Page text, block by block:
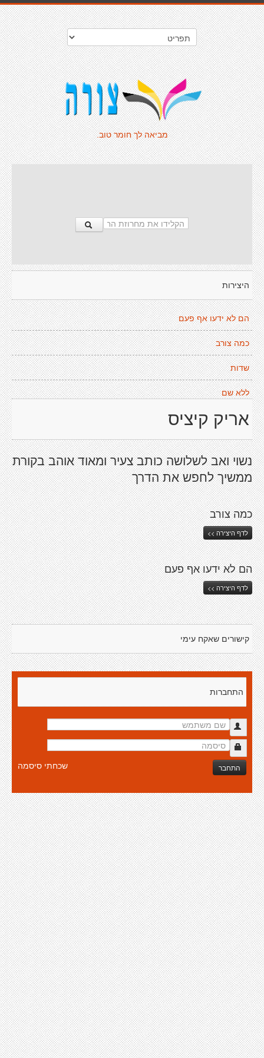
מביאה לך חומר טוב.
היצירות
הם לא ידעו אף פעם
כמה צורב
שדות
ללא שם
אריק קיציס
נשוי ואב לשלושה כותב צעיר ומאוד אוהב בקורת
ממשיך לחפש את הדרך
כמה צורב
לדף היצירה >>
הם לא ידעו אף פעם
לדף היצירה >>
קישורים שאקח עימי
התחברות
התחבר שכחתי סיסמה